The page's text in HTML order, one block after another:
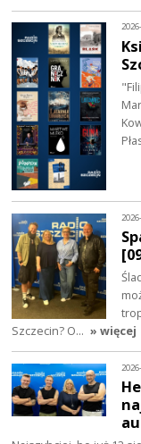
Szczecin? O… » więcej